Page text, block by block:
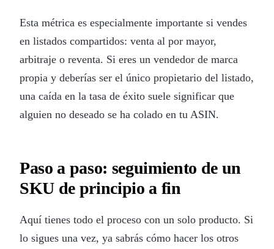
Esta métrica es especialmente importante si vendes
en listados compartidos: venta al por mayor,
arbitraje o reventa. Si eres un vendedor de marca
propia y deberías ser el único propietario del listado,
una caída en la tasa de éxito suele significar que
alguien no deseado se ha colado en tu ASIN.
Paso a paso: seguimiento de un
SKU de principio a fin
Aquí tienes todo el proceso con un solo producto. Si
lo sigues una vez, ya sabrás cómo hacer los otros